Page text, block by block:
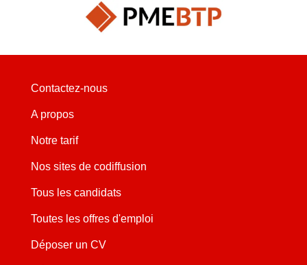
Contactez-nous
A propos
Notre tarif
Nos sites de codiffusion
Tous les candidats
Toutes les offres d'emploi
Déposer un CV